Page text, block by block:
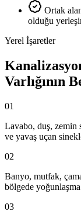
Ortak
olduğu
Yerel İşaretler
Varlığının
01
Lavabo, duş, zemin
ve yavaş uçan
02
Banyo, mutfak,
bölgede yoğunlaşma
03